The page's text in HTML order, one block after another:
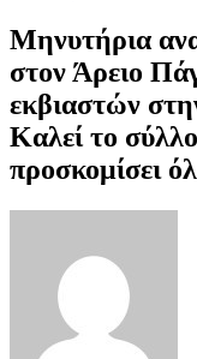
Μηνυτήρια
στον Άρειο
εκβιαστών
Καλεί το
προσκομίσει